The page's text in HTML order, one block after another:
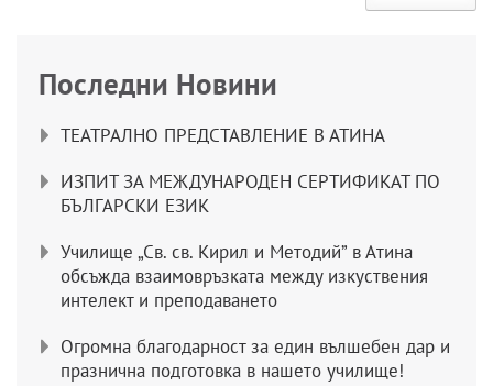
Последни Новини
ТЕАТРАЛНО ПРЕДСТАВЛЕНИЕ В АТИНА
ИЗПИТ ЗА МЕЖДУНАРОДЕН СЕРТИФИКАТ ПО
БЪЛГАРСКИ ЕЗИК
Училище „Св. св. Кирил и Методий” в Атина
обсъжда взаимовръзката между изкуствения
интелект и преподаването
Огромна благодарност за един вълшебен дар и
празнична подготовка в нашето училище!